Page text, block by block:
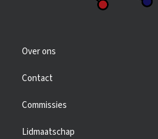
Over ons
Contact
Commissies
Lidmaatschap